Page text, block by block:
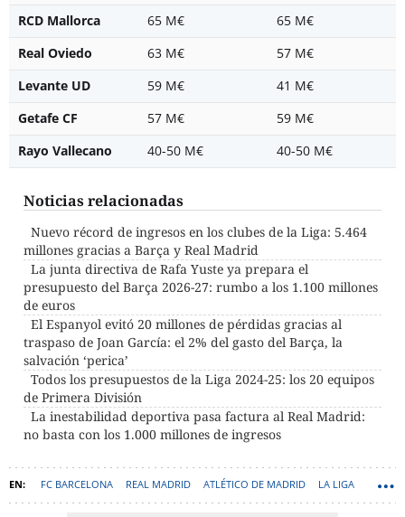
RCD Mallorca
65 M€
65 M€
Real Oviedo
63 M€
57 M€
Levante UD
59 M€
41 M€
Getafe CF
57 M€
59 M€
Rayo Vallecano
40-50 M€ 40-50 M€
Noticias relacionadas
Nuevo récord de ingresos en los clubes de la Liga: 5.464
millones gracias a Barça y Real Madrid
La junta directiva de Rafa Yuste ya prepara el
presupuesto del Barça 2026-27: rumbo a los 1.100 millones
de euros
El Espanyol evitó 20 millones de pérdidas gracias al
traspaso de Joan García: el 2% del gasto del Barça, la
salvación ‘perica’
Todos los presupuestos de la Liga 2024-25: los 20 equipos
de Primera División
La inestabilidad deportiva pasa factura al Real Madrid:
no basta con los 1.000 millones de ingresos
FC BARCELONA REAL MADRID ATLÉTICO DE MADRID LA LIGA